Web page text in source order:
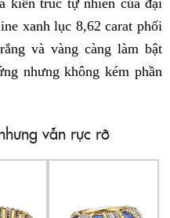
xanh lục 8,62 carat phối
và vàng càng làm bật
nhưng không kém phần
vẫn rực rỡ